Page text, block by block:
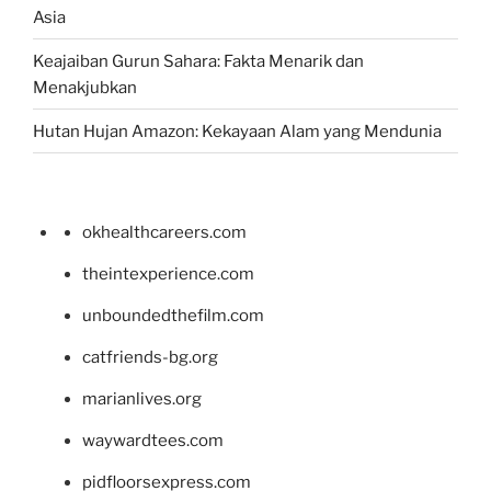
Asia
Keajaiban Gurun Sahara: Fakta Menarik dan
Menakjubkan
Hutan Hujan Amazon: Kekayaan Alam yang Mendunia
okhealthcareers.com
theintexperience.com
unboundedthefilm.com
catfriends-bg.org
marianlives.org
waywardtees.com
pidfloorsexpress.com